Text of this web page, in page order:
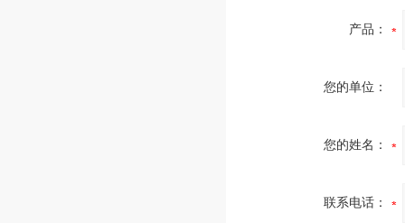
产品：
您的单位：
您的姓名：
联系电话：